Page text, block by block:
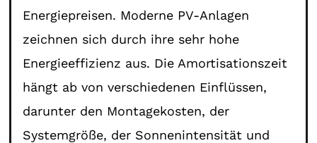
Energiepreisen. Moderne PV-Anlagen
zeichnen sich durch ihre sehr hohe
Energieeffizienz aus. Die Amortisationszeit
hängt ab von verschiedenen Einflüssen,
darunter den Montagekosten, der
Systemgröße, der Sonnenintensität und